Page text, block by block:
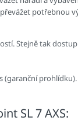
potřebnou
Stejně tak
(garanční
SL 7 AXS: